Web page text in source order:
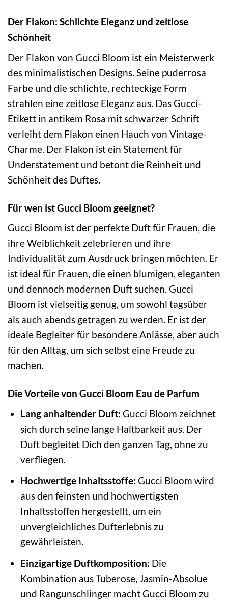
Der Flakon: Schlichte Eleganz und zeitlose
Schönheit
Der Flakon von Gucci Bloom ist ein Meisterwerk
des minimalistischen Designs. Seine puderrosa
Farbe und die schlichte, rechteckige Form
strahlen eine zeitlose Eleganz aus. Das Gucci-
Etikett in antikem Rosa mit schwarzer Schrift
verleiht dem Flakon einen Hauch von Vintage-
Charme. Der Flakon ist ein Statement für
Understatement und betont die Reinheit und
Schönheit des Duftes.
Für wen ist Gucci Bloom geeignet?
Gucci Bloom ist der perfekte Duft für Frauen, die
ihre Weiblichkeit zelebrieren und ihre
Individualität zum Ausdruck bringen möchten. Er
ist ideal für Frauen, die einen blumigen, eleganten
und dennoch modernen Duft suchen. Gucci
Bloom ist vielseitig genug, um sowohl tagsüber
als auch abends getragen zu werden. Er ist der
ideale Begleiter für besondere Anlässe, aber auch
für den Alltag, um sich selbst eine Freude zu
machen.
Die Vorteile von Gucci Bloom Eau de Parfum
Lang anhaltender Duft: Gucci Bloom zeichnet
sich durch seine lange Haltbarkeit aus. Der
Duft begleitet Dich den ganzen Tag, ohne zu
verfliegen.
Hochwertige Inhaltsstoffe: Gucci Bloom wird
aus den feinsten und hochwertigsten
Inhaltsstoffen hergestellt, um ein
unvergleichliches Dufterlebnis zu
gewährleisten.
Einzigartige Duftkomposition: Die
Kombination aus Tuberose, Jasmin-Absolue
und Rangunschlinger macht Gucci Bloom zu